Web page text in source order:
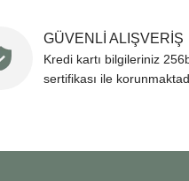
GÜVENLİ ALIŞVERİŞ
Kredi kartı bilgileriniz
sertifikası ile